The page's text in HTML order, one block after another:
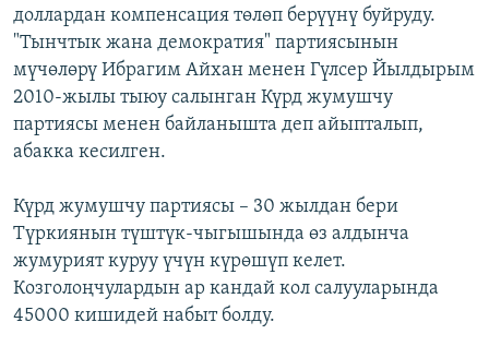
ЭЕ/АРнун бардык сайттары
доллардан компенсация төлөп берүүнү буйруду.
"Тынчтык жана демократия" партиясынын
мүчөлөрү Ибрагим Айхан менен Гүлсер Йылдырым
2010-жылы тыюу салынган Күрд жумушчу
партиясы менен байланышта деп айыпталып,
абакка кесилген.
Күрд жумушчу партиясы – 30 жылдан бери
Түркиянын түштүк-чыгышында өз алдынча
жумурият куруу үчүн күрөшүп келет.
Козголоңчулардын ар кандай кол салууларында
45000 кишидей набыт болду.